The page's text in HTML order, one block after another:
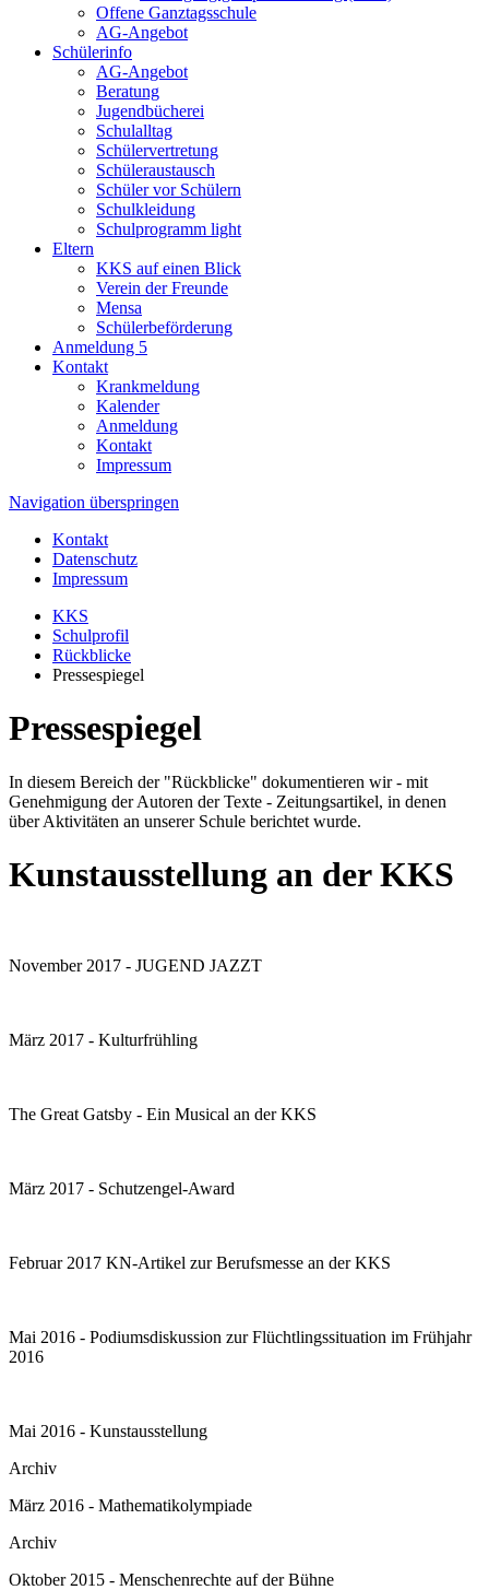
Offene Ganztagsschule
AG-Angebot
Schülerinfo
AG-Angebot
Beratung
Jugendbücherei
Schulalltag
Schülervertretung
Schüleraustausch
Schüler vor Schülern
Schulkleidung
Schulprogramm light
Eltern
KKS auf einen Blick
Verein der Freunde
Mensa
Schülerbeförderung
Anmeldung 5
Kontakt
Krankmeldung
Kalender
Anmeldung
Kontakt
Impressum
Navigation überspringen
Kontakt
Datenschutz
Impressum
KKS
Schulprofil
Rückblicke
Pressespiegel
Pressespiegel
In diesem Bereich der "Rückblicke" dokumentieren wir - mit
Genehmigung der Autoren der Texte - Zeitungsartikel, in denen
über Aktivitäten an unserer Schule berichtet wurde.
Kunstausstellung an der KKS
November 2017 - JUGEND JAZZT
März 2017 - Kulturfrühling
The Great Gatsby - Ein Musical an der KKS
März 2017 - Schutzengel-Award
Februar 2017 KN-Artikel zur Berufsmesse an der KKS
Mai 2016 - Podiumsdiskussion zur Flüchtlingssituation im Frühjahr
2016
Mai 2016 - Kunstausstellung
Archiv
März 2016 - Mathematikolympiade
Archiv
Oktober 2015 - Menschenrechte auf der Bühne